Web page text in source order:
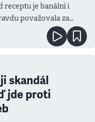
receptu je banální i
považovala za
skandál
jde proti